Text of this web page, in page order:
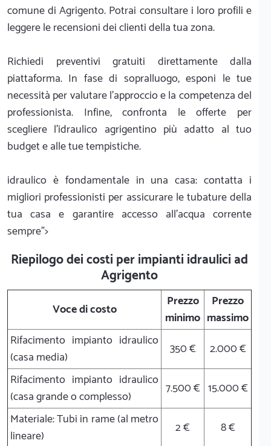
comune di Agrigento. Potrai consultare i loro profili e
leggere le recensioni dei clienti della tua zona.
Richiedi preventivi gratuiti direttamente dalla
piattaforma. In fase di sopralluogo, esponi le tue
necessità per valutare l'approccio e la competenza del
professionista. Infine, confronta le offerte per
scegliere l'idraulico agrigentino più adatto al tuo
budget e alle tue tempistiche.
idraulico è fondamentale in una casa: contatta i
migliori professionisti per assicurare le tubature della
tua casa e garantire accesso all'acqua corrente
sempre">
Riepilogo dei costi per impianti idraulici ad
Agrigento
Voce di costo
Prezzo
minimo
Prezzo
massimo
Rifacimento impianto idraulico
(casa media)
350 €
2.000 €
Rifacimento impianto idraulico
(casa grande o complesso)
7.500 € 15.000 €
Materiale: Tubi in rame (al metro
lineare)
2 €
8 €